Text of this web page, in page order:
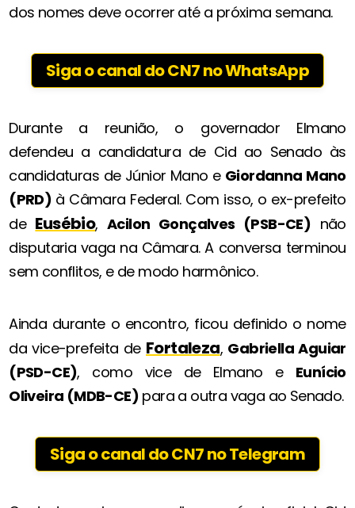
dos nomes deve ocorrer até a próxima semana.
Siga o canal do CN7 no WhatsApp
Durante a reunião, o governador Elmano
defendeu a candidatura de Cid ao Senado às
candidaturas de Júnior Mano e Giordanna Mano
(PRD) à Câmara Federal. Com isso, o ex-prefeito
de Eusébio,Acilon Gonçalves (PSB-CE) não
disputaria vaga na Câmara. A conversa terminou
sem conflitos, e de modo harmônico.
Ainda durante o encontro, ficou definido o nome
da vice-prefeita de Fortaleza, Gabriella Aguiar
(PSD-CE), como vice de Elmano e Eunício
Oliveira (MDB-CE) para a outra vaga ao Senado.
Siga o canal do CN7 no Telegram